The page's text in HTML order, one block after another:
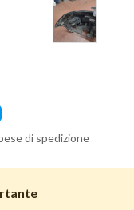
di spedizione